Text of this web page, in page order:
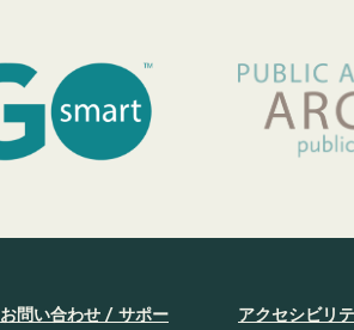
お問い合わせ / サポー
アクセシビリ